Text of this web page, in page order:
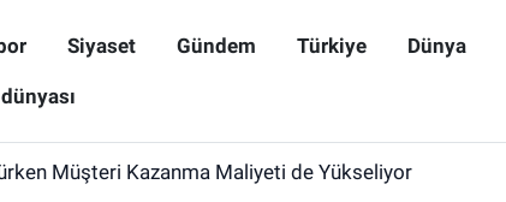
Siyaset Gündem Türkiye Dünya
Müşteri Kazanma Maliyeti de Yükseliyor